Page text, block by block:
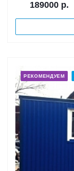
189000 р.
РЕКОМЕНДУЕМ